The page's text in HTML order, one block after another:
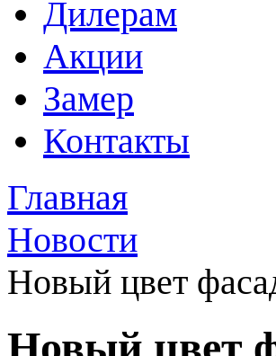
Дилерам
Акции
Замер
Контакты
Главная
Новости
Новый цвет